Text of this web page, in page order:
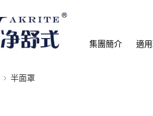
集團簡介 適
半面罩